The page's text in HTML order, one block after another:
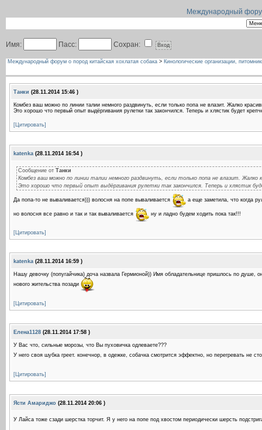
Международный
Имя: Пасс: Сохран:
Международный форум о пород китайская хохлатая собака > Кинологические организации,
Танки (28.11.2014 15:46 )
Комбез ваш можно по линии талии немного раздвинуть, если только попа не влазит. Жалко
Это хорошо что первый опыт выдёргивания рулетки так закончился. Теперь и хлястик будет
[Цитировать]
katenka (28.11.2014 16:54 )
Сообщение от Танки
Комбез ваш можно по линии талии немного раздвинуть, если только попа не влазит. Жалко
Это хорошо что первый опыт выдёргивания рулетки так закончился. Теперь и хлястик
Да попа-то не вываливается))) волосня на попе вываливается а еще заметила, что когда
но волосня все равно и так и так вываливается ну и ладно будем ходить пока так!!!
[Цитировать]
katenka (28.11.2014 16:59 )
Нашу девочку (попугайчика) доча назвала Гермионой)) Имя обладательнице пришлось по душе,
нового жительства позади
[Цитировать]
Елена1128 (28.11.2014 17:58 )
У Вас что, сильные морозы, что Вы пуховичка одлеваете???
У него своя шубка греет. конечнор, в одежке, собачка смотрится эффектно, но перегревать не
[Цитировать]
Ясти Амариджо (28.11.2014 20:06 )
У Лайса тоже сзади шерстка торчит. Я у него на попе под хвостом периодически шерсть